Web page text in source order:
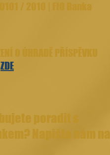
/ 2010 | FIO Banka
O ÚHRADĚ PŘÍSPĚVKU
ZDE
poradit s
Napište nám na